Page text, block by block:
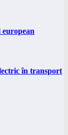
în transport